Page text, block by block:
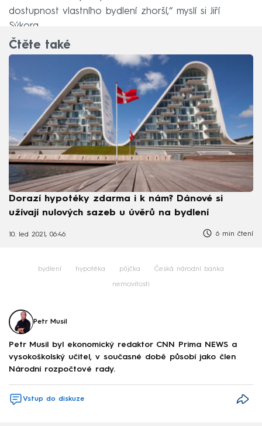
dostupnost vlastního bydlení zhorší,“ myslí si Jiří
Sýkora.
Čtěte také
Dorazí hypotéky zdarma i k nám? Dánové si
užívají nulových sazeb u úvěrů na bydlení
10. led 2021, 06:46 6 min čtení
bydlení hypotéka půjčka Česká národní banka
nemovitosti
Petr Musil
Petr Musil byl ekonomický redaktor CNN Prima NEWS a
vysokoškolský učitel, v současné době působí jako člen
Národní rozpočtové rady.
Vstup do diskuze